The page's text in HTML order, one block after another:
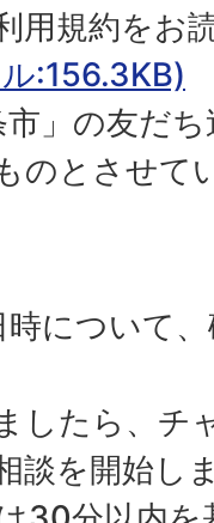
用規約をお
:156.3KB)
市」の友だ
のとさせて
について
したら、チ
談を開始し